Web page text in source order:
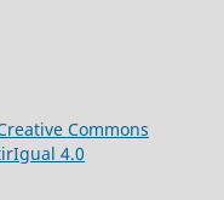
Commons
4.0